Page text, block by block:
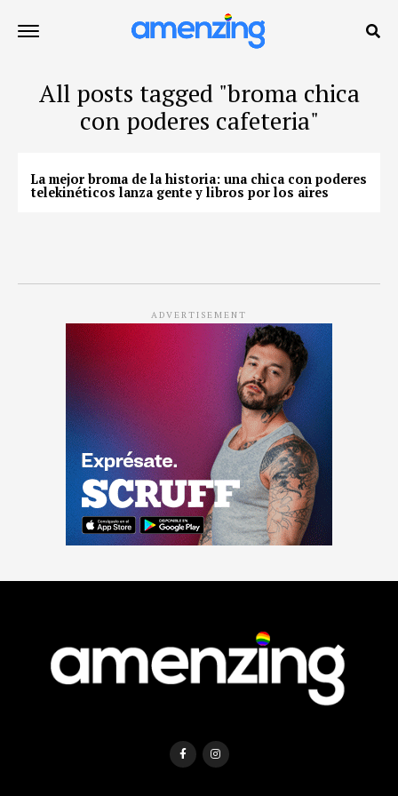
All posts tagged "broma chica
con poderes cafeteria"
La mejor broma de la historia: una chica con poderes
telekinéticos lanza gente y libros por los aires
ADVERTISEMENT